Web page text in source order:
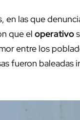
en las que
que el operativo
entre los
fueron baleadas